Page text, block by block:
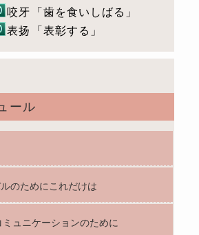
ール
のためにこれだけは
ュニケーションのために
咬牙
「歯を食いしばる」
表扬 「表彰する」